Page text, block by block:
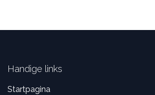
Handige links
Startpagina